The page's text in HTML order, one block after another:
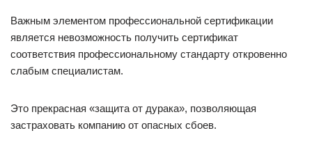
Важным элементом профессиональной сертификации
является невозможность получить сертификат
соответствия профессиональному стандарту откровенно
слабым специалистам.
Это прекрасная «защита от дурака», позволяющая
застраховать компанию от опасных сбоев.